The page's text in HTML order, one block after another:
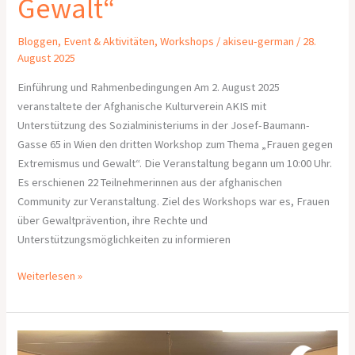
Gewalt“
Bloggen, Event & Aktivitäten,Workshops /akiseu-german / 28.
August 2025
Einführung und Rahmenbedingungen Am 2. August 2025
veranstaltete der Afghanische Kulturverein AKIS mit
Unterstützung des Sozialministeriums in der Josef-Baumann-
Gasse 65 in Wien den dritten Workshop zum Thema „Frauen gegen
Extremismus und Gewalt“. Die Veranstaltung begann um 10:00 Uhr.
Es erschienen 22 Teilnehmerinnen aus der afghanischen
Community zur Veranstaltung. Ziel des Workshops war es, Frauen
über Gewaltprävention, ihre Rechte und
Unterstützungsmöglichkeiten zu informieren
Weiterlesen »
Bericht